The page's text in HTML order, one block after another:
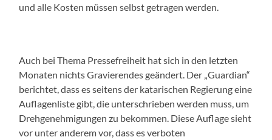
und alle Kosten müssen selbst getragen werden.
Auch bei Thema Pressefreiheit hat sich in den letzten
Monaten nichts Gravierendes geändert. Der „Guardian“
berichtet, dass es seitens der katarischen Regierung eine
Auflagenliste gibt, die unterschrieben werden muss, um
Drehgenehmigungen zu bekommen. Diese Auflage sieht
vor unter anderem vor, dass es verboten